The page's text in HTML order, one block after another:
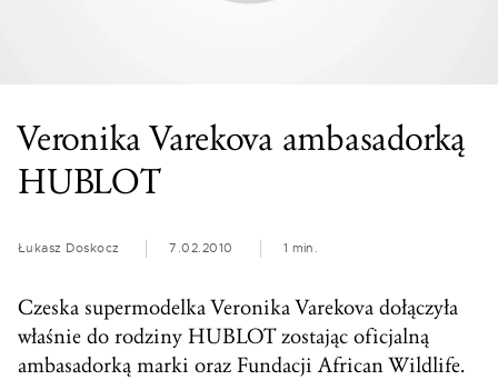
Veronika Varekova ambasadorką
HUBLOT
Łukasz Doskocz 7.02.2010 1 min.
Czeska supermodelka Veronika Varekova dołączyła
właśnie do rodziny HUBLOT zostając oficjalną
ambasadorką marki oraz Fundacji African Wildlife.